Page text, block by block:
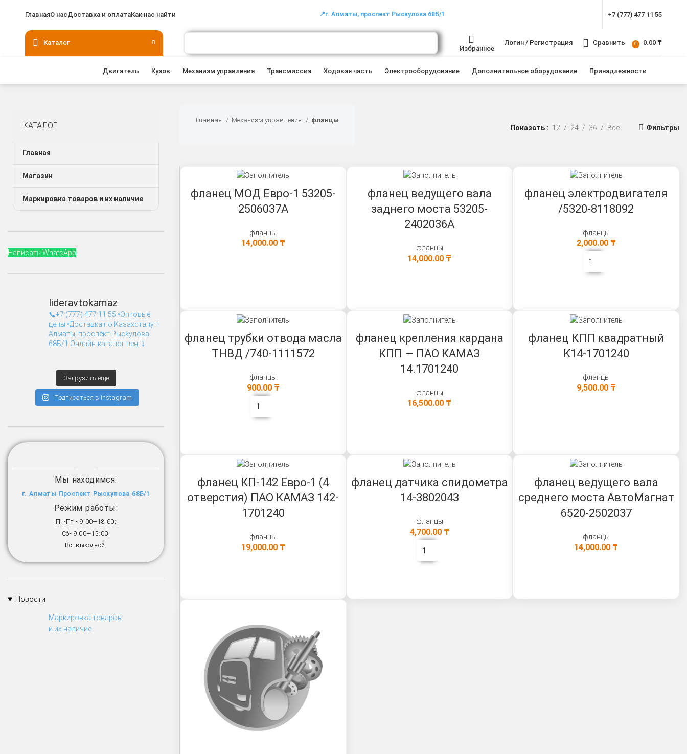
ГлавнаяО насДоставка и оплатаКак нас найти 📍г. Алматы, проспект Рыскулова 68Б/1 +7 (777) 477 11 55
Каталог
Избранное
Логин / Регистрация Сравнить 0 0.00 ₸
Двигатель Кузов Механизм управления Трансмиссия Ходовая часть Электрооборудование Дополнительное оборудование Принадлежности
КАТАЛОГ
Главная
Магазин
Маркировка товаров и их наличие
Написать WhatsApp
lideravtokamaz
📞+7 (777) 477 11 55 •Оптовые
цены •Доставка по Казахстану г.
Алматы, проспект Рыскулова
68Б/1 Онлайн-каталог цен: ⤵️
Загрузить еще
Подписаться в Instagram
Мы находимся:
г. Алматы Проспект Рыскулова 68Б/1
Режим работы:
Пн-Пт - 9:00—18:00;
Сб- 9:00—15:00;
Вс- выходной;
Новости
Маркировка товаров
и их наличие
Главная Механизм управления фланцы
Показать 12 24 36 Все Фильтры
фланец МОД Евро-1 53205-
2506037А
фланцы
14,000.00 ₸
фланец ведущего вала
заднего моста 53205-
2402036А
фланцы
14,000.00 ₸
фланец электродвигателя
/5320-8118092
фланцы
2,000.00 ₸
фланец трубки отвода масла
ТНВД /740-1111572
фланцы
900.00 ₸
фланец крепления кардана
КПП — ПАО КАМАЗ
14.1701240
фланцы
16,500.00 ₸
фланец КПП квадратный
К14-1701240
фланцы
9,500.00 ₸
фланец КП-142 Евро-1 (4
отверстия) ПАО КАМАЗ 142-
1701240
фланцы
19,000.00 ₸
фланец датчика спидометра
14-3802043
фланцы
4,700.00 ₸
фланец ведущего вала
среднего моста АвтоМагнат
6520-2502037
фланцы
14,000.00 ₸